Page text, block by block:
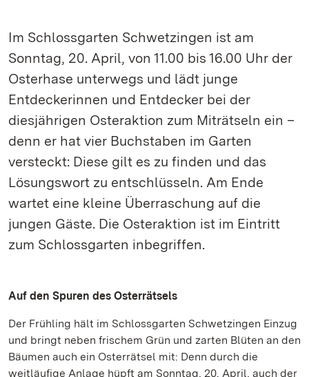
Im Schlossgarten Schwetzingen ist am
Sonntag, 20. April, von 11.00 bis 16.00 Uhr der
Osterhase unterwegs und lädt junge
Entdeckerinnen und Entdecker bei der
diesjährigen Osteraktion zum Miträtseln ein –
denn er hat vier Buchstaben im Garten
versteckt: Diese gilt es zu finden und das
Lösungswort zu entschlüsseln. Am Ende
wartet eine kleine Überraschung auf die
jungen Gäste. Die Osteraktion ist im Eintritt
zum Schlossgarten inbegriffen.
Auf den Spuren des Osterrätsels
Der Frühling hält im Schlossgarten Schwetzingen Einzug
und bringt neben frischem Grün und zarten Blüten an den
Bäumen auch ein Osterrätsel mit: Denn durch die
weitläufige Anlage hüpft am Sonntag, 20. April, auch der